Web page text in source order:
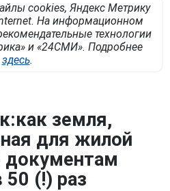
cookies, Яндекс Метрику
На информационном
технологии
и «24СМИ». Подробнее
здесь.
земля,
для жилой
документам
(!) раз